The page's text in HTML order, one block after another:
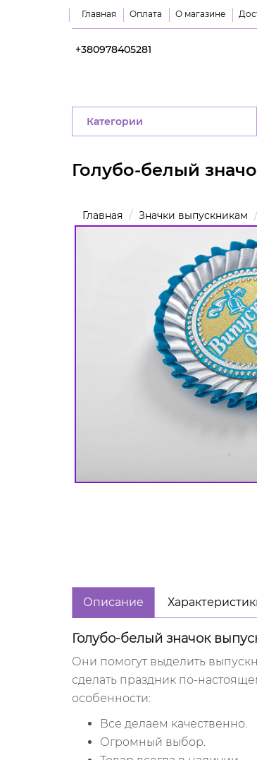
Главная Оплата О магазине
+380978405281
Категории
Голубо-белый
Главная Значки выпускникам
Описание
Голубо-белый значок
Они помогут выделить
сделать праздник по-
особенности:
Все делаем качественно.
Огромный выбор.